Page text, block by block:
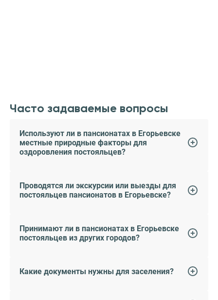
Часто задаваемые вопросы
Используют ли в пансионатах в Егорьевске
местные природные факторы для
оздоровления постояльцев?
Проводятся ли экскурсии или выезды для
постояльцев пансионатов в Егорьевске?
Принимают ли в пансионатах в Егорьевске
постояльцев из других городов?
Какие документы нужны для заселения?